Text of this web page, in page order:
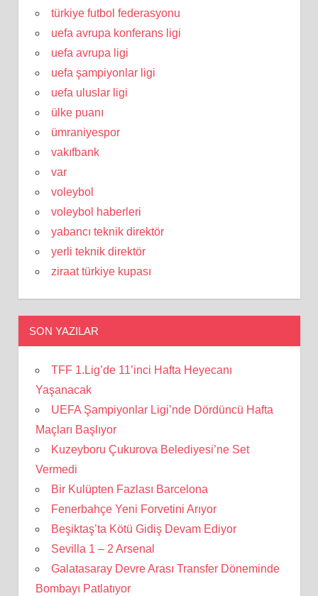
türkiye futbol federasyonu
uefa avrupa konferans ligi
uefa avrupa ligi
uefa şampiyonlar ligi
uefa uluslar ligi
ülke puanı
ümraniyespor
vakıfbank
var
voleybol
voleybol haberleri
yabancı teknik direktör
yerli teknik direktör
ziraat türkiye kupası
SON YAZILAR
TFF 1.Lig’de 11’inci Hafta Heyecanı
Yaşanacak
UEFA Şampiyonlar Ligi’nde Dördüncü Hafta
Maçları Başlıyor
Kuzeyboru Çukurova Belediyesi’ne Set
Vermedi
Bir Kulüpten Fazlası Barcelona
Fenerbahçe Yeni Forvetini Arıyor
Beşiktaş’ta Kötü Gidiş Devam Ediyor
Sevilla 1 – 2 Arsenal
Galatasaray Devre Arası Transfer Döneminde
Bombayı Patlatıyor